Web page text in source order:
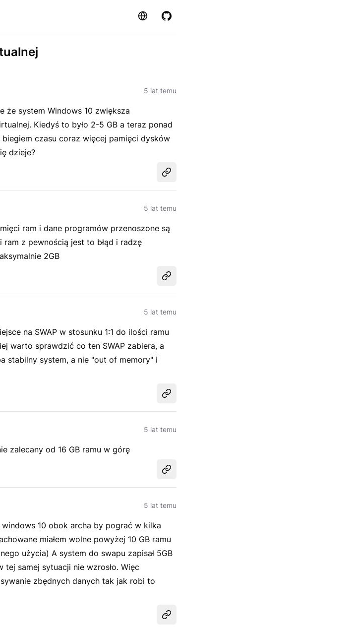
Strona GitHub
5 lat temu
że system Windows 10 zwiększa
Kiedyś to było 2-5 GB a teraz ponad
biegiem czasu coraz więcej pamięci dysków
dzieje?
Udostępnij
5 lat temu
ram i dane programów przenoszone są
z pewnością jest to błąd i radzę
2GB
Udostępnij
5 lat temu
na SWAP w stosunku 1:1 do ilości ramu
warto sprawdzić co ten SWAP zabiera, a
stabilny system, a nie "out of memory" i
Udostępnij
5 lat temu
zalecany od 16 GB ramu w górę
Udostępnij
5 lat temu
10 obok archa by pograć w kilka
miałem wolne powyżej 10 GB ramu
użycia) A system do swapu zapisał 5GB
samej sytuacji nie wzrosło. Więc
zbędnych danych tak jak robi to
Udostępnij